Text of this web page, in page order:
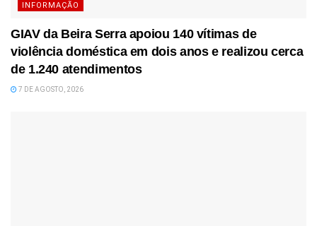
INFORMAÇÃO
GIAV da Beira Serra apoiou 140 vítimas de
violência doméstica em dois anos e realizou cerca
de 1.240 atendimentos
7 DE AGOSTO, 2026